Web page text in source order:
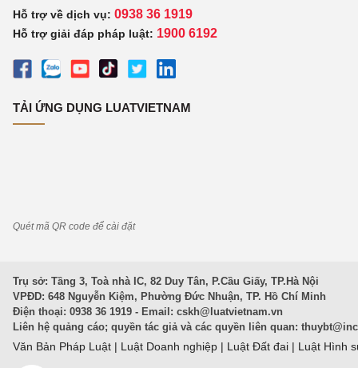
Hỗ trợ về dịch vụ: 0938 36 1919
Hỗ trợ giải đáp pháp luật: 1900 6192
TẢI ỨNG DỤNG LUATVIETNAM
Quét mã QR code để cài đặt
Trụ sở: Tầng 3, Toà nhà IC, 82 Duy Tân, P.Cầu Giấy, TP.Hà Nội
VPĐD: 648 Nguyễn Kiệm, Phường Đức Nhuận, TP. Hồ Chí Minh
Điện thoại: 0938 36 1919 - Email: cskh@luatvietnam.vn
Liên hệ quảng cáo; quyền tác giả và các quyền liên quan:
Văn Bản Pháp Luật | Luật Doanh nghiệp | Luật Đất đai | Luật Hình